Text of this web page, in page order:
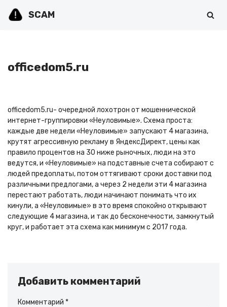
SCAM
officedom5.ru
officedom5.ru- очередной лохотрон от мошеннической
интернет-группировки «Неуловимые». Схема проста:
каждые две недели «Неуловимые» запускают 4 магазина,
крутят агрессивную рекламу в ЯндексДирект, цены как
правило процентов на 30 ниже рыночных, люди на это
ведутся, и «Неуловимые» на подставные счета собирают с
людей предоплаты, потом оттягивают сроки доставки под
различными предлогами, а через 2 недели эти 4 магазина
перестают работать, люди начинают понимать что их
кинули, а «Неуловимые» в это время спокойно открывают
следующие 4 магазина, и так до бесконечности, замкнутый
круг, и работает эта схема как минимум с 2017 года.
Добавить комментарий
Комментарий *